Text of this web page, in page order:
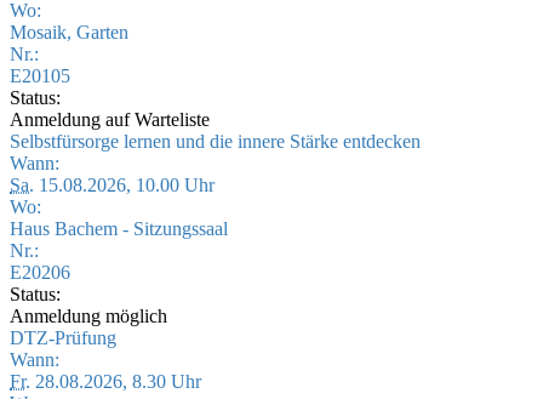
Wo:
Mosaik, Garten
Nr.:
E20105
Status:
Anmeldung auf Warteliste
Selbstfürsorge lernen und die innere Stärke entdecken
Wann:
Sa. 15.08.2026, 10.00 Uhr
Wo:
Haus Bachem - Sitzungssaal
Nr.:
E20206
Status:
Anmeldung möglich
DTZ-Prüfung
Wann:
Fr. 28.08.2026, 8.30 Uhr